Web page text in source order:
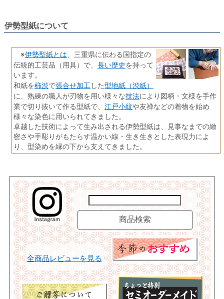
伊勢型紙について
※伊勢型紙とは 、三重県に伝わる国指定の
伝統的工芸品（用具）で、 長い歴史を持って
います。
和紙を柿渋で張合せ加工 した型地紙（渋紙）
に、熟練の職人が刃物を用い様々な技法により図柄・文様を手作
業で切り抜いて作る型紙で、 江戸小紋や友禅などの着物を始め
様々な染色に用いられてきました。
卓越した技術によって生み出される伊勢型紙は、見事なまでの緻
密さや手彫りがもたらす温かい線・生き生きとした表現力によ
り、型染めを縁の下から支えてきました。
全商品レビューを見る